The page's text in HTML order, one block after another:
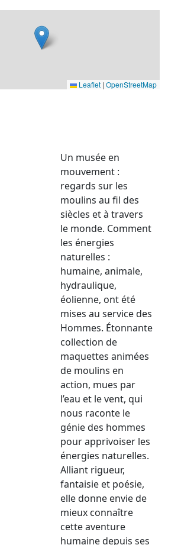
Leaflet | OpenStreetMap
Un musée en
mouvement :
regards sur les
moulins au fil des
siècles et à travers
le monde. Comment
les énergies
naturelles :
humaine, animale,
hydraulique,
éolienne, ont été
mises au service des
Hommes. Étonnante
collection de
maquettes animées
de moulins en
action, mues par
l’eau et le vent, qui
nous raconte le
génie des hommes
pour apprivoiser les
énergies naturelles.
Alliant rigueur,
fantaisie et poésie,
elle donne envie de
mieux connaître
cette aventure
humaine depuis ses